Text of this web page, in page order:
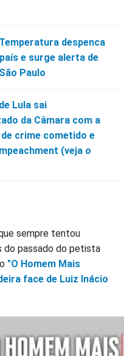
Temperatura despenca
e surge alerta de
Paulo
Lula sai
da Câmara com a
crime cometido e
(veja o
sempre tentou
do passado do petista
"O Homem Mais
face de Luiz Inácio